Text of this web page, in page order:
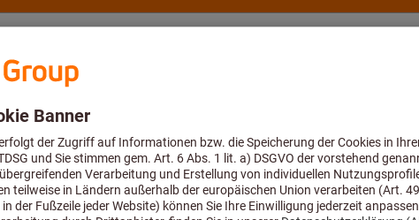
Beratung und Support
& Gripzangen Rundzangen & Flachzangen